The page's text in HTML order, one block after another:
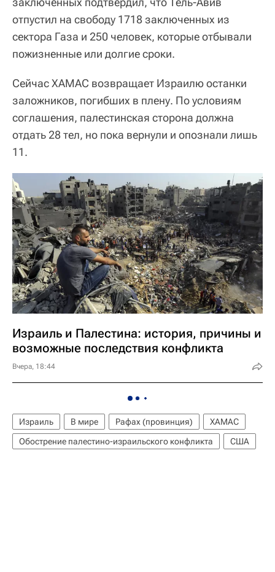
отпустил на свободу 1718 заключенных из
сектора Газа и 250 человек, которые отбывали
пожизненные или долгие сроки.
Сейчас ХАМАС возвращает Израилю останки
заложников, погибших в плену. По условиям
соглашения, палестинская сторона должна
отдать 28 тел, но пока вернули и опознали лишь
11.
Израиль и Палестина: история, причины и
возможные последствия конфликта
Вчера, 18:44
Израиль В мире Рафах (провинция)
ХАМАС
Обострение палестино-израильского конфликта
США